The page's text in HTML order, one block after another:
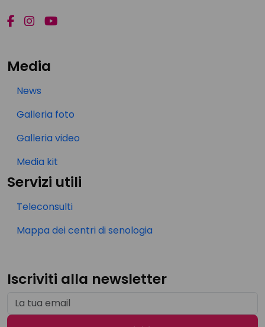
Media
News
Galleria foto
Galleria video
Media kit
Servizi utili
Teleconsulti
Mappa dei centri di senologia
Iscriviti alla newsletter